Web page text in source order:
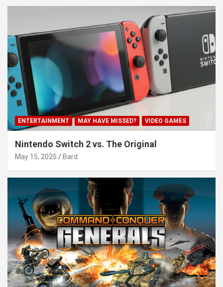
ENTERTAINMENT MAY HAVE MISSED? VIDEO GAMES
Nintendo Switch 2 vs. The Original
May 15, 2025 Bard